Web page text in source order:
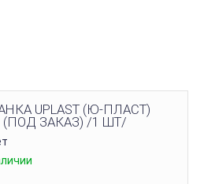
UPLAST (Ю-ПЛАСТ)
ЗАКАЗ) /1 ШТ/